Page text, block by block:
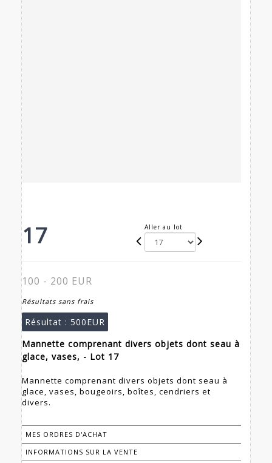
17 Aller au lot
100 - 200 EUR
Résultats sans frais
Résultat : 500EUR
Mannette comprenant divers objets dont seau à
glace, vases, - Lot 17
Mannette comprenant divers objets dont seau à
glace, vases, bougeoirs, boîtes, cendriers et
divers.
MES ORDRES D'ACHAT
INFORMATIONS SUR LA VENTE